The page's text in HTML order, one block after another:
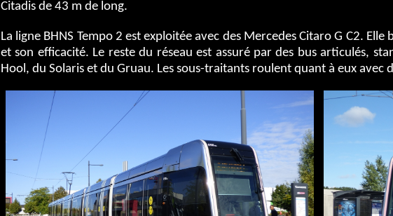
Citadis de 43 m de long.
La ligne BHNS Tempo 2 est exploitée avec des Mercedes Citaro G C2.
et son efficacité. Le reste du réseau est assuré par des bus articulés,
Hool, du Solaris et du Gruau. Les sous-traitants roulent quant à eux avec